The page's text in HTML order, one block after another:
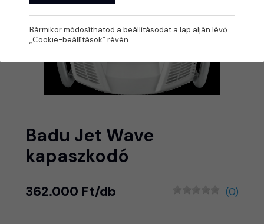
Badu Jet Wave
kapaszkodó
362.000 Ft/db (0)
Bármikor módosíthatod a beállításodat a lap alján lévő
„Cookie-beállítások” révén.